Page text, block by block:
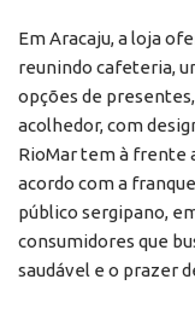
Em Aracaju, a loja
reunindo cafeteria,
opções de
acolhedor, com
RioMar tem à frente
acordo com a
público sergipano,
consumidores que
saudável e o prazer